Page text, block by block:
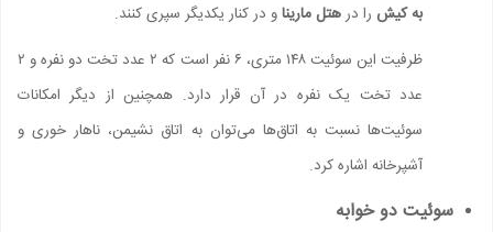
به کیش را درهتل ماریناو در کنار یکدیگر سپری کنند.
ظرفیت این سوئیت ۱۴۸ متری، ۶ نفر است که ۲ عدد تخت دو نفره و ۲
عدد تخت یک نفره در آن قرار دارد. همچنین از دیگر امکانات
سوئیت‌ها نسبت به اتاق‌ها می‌توان به اتاق نشیمن، ناهار خوری و
آشپرخانه اشاره کرد.
سوئیت دو خوابه